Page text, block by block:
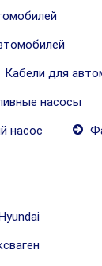
Кабели для
насосы
насос